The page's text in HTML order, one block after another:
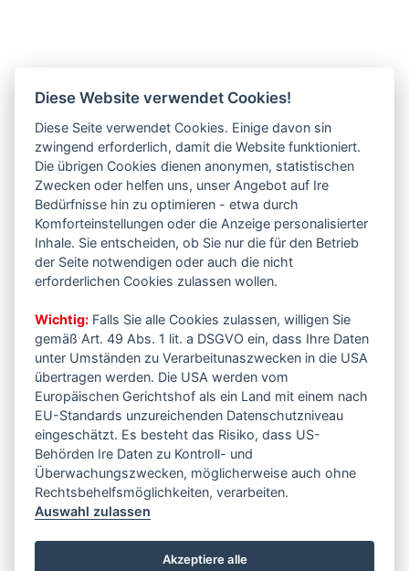
Diese Website verwendet Cookies!
Diese Seite verwendet Cookies. Einige davon sin
zwingend erforderlich, damit die Website funktioniert.
Die übrigen Cookies dienen anonymen, statistischen
Zwecken oder helfen uns, unser Angebot auf Ire
Bedürfnisse hin zu optimieren - etwa durch
Komforteinstellungen oder die Anzeige personalisierter
Inhale. Sie entscheiden, ob Sie nur die für den Betrieb
der Seite notwendigen oder auch die nicht
erforderlichen Cookies zulassen wollen.
Wichtig: Falls Sie alle Cookies zulassen, willigen Sie
gemäß Art. 49 Abs. 1 lit. a DSGVO ein, dass Ihre Daten
unter Umständen zu Verarbeitunaszwecken in die USA
übertragen werden. Die USA werden vom
Europäischen Gerichtshof als ein Land mit einem nach
EU-Standards unzureichenden Datenschutzniveau
eingeschätzt. Es besteht das Risiko, dass US-
Behörden Ire Daten zu Kontroll- und
Überwachungszwecken, möglicherweise auch ohne
Rechtsbehelfsmöglichkeiten, verarbeiten.
Auswahl zulassen
Akzeptiere alle